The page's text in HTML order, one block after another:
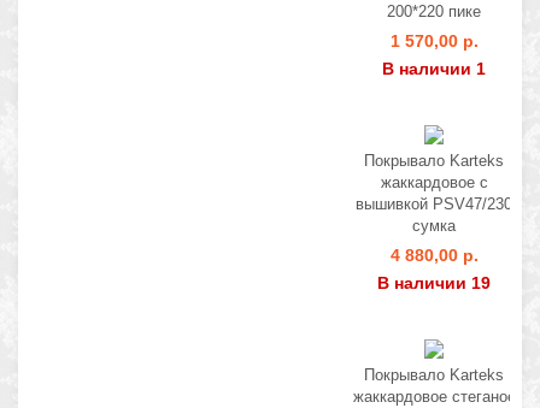
200*220 пике
1 570,00 р.
В наличии 1
Покрывало Karteks
жаккардовое с
вышивкой PSV47/230
сумка
4 880,00 р.
В наличии 19
Покрывало Karteks
жаккардовое стеганое